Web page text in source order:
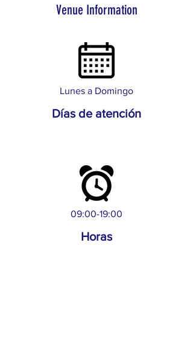
Venue Information
Lunes a Domingo
Días de atención
09:00-19:00
Horas